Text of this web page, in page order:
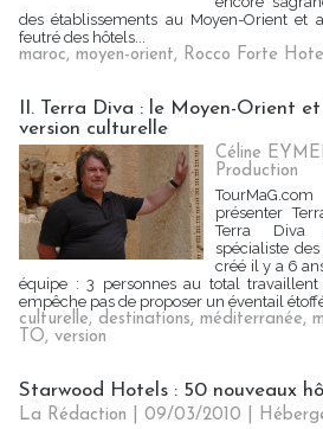
des établissements au Moyen-Orient et
feutré des hôtels...
maroc, moyen-orient, Rocco Forte
II. Terra Diva : le Moyen-Orient
version culturelle
Céline
Production
présenter
Terra Diva
spécialiste
créé il y a 6
équipe : 3 personnes au total
empêche pas de proposer un éventail
culturelle, destinations, méditerranée,
TO, version
Starwood Hotels : 50 nouveaux
La Rédaction | 09/03/2010